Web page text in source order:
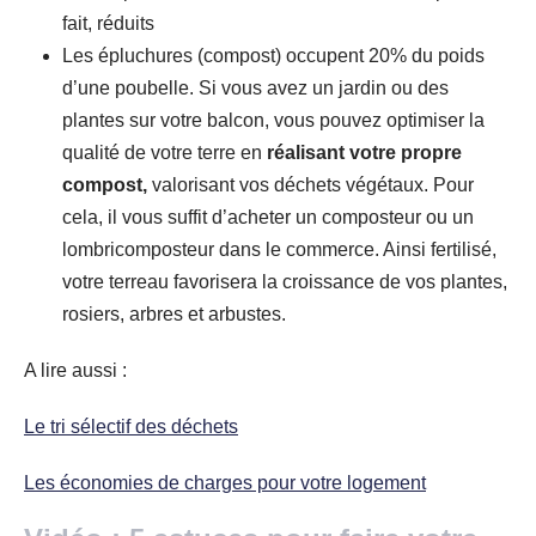
fait, réduits
Les épluchures (compost) occupent 20% du poids
d’une poubelle. Si vous avez un jardin ou des
plantes sur votre balcon, vous pouvez optimiser la
qualité de votre terre en réalisant votre propre
compost, valorisant vos déchets végétaux. Pour
cela, il vous suffit d’acheter un composteur ou un
lombricomposteur dans le commerce. Ainsi fertilisé,
votre terreau favorisera la croissance de vos plantes,
rosiers, arbres et arbustes.
A lire aussi :
Le tri sélectif des déchets
Les économies de charges pour votre logement